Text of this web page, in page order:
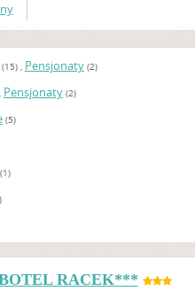
(15), Pensjonaty (2)
Pensjonaty (2)
(5)
(1)
RACEK***